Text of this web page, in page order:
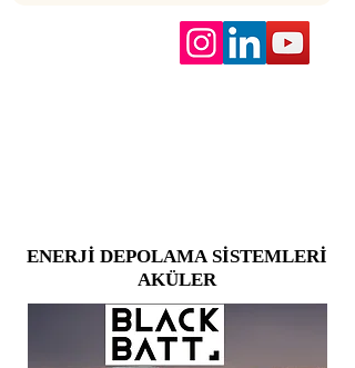
ENERJİ DEPOLAMA SİSTEMLERİ
AKÜLER
ENERJİ DEPOLAMA SİSTEMLERİ
AKÜLER